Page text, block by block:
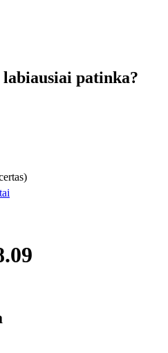
patinka?